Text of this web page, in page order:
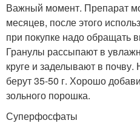
Важный момент. Препарат
месяцев, после этого
при покупке надо обращать
Гранулы рассыпают в
круге и заделывают в
берут 35-50 г. Хорошо
зольного порошка.
Суперфосфаты